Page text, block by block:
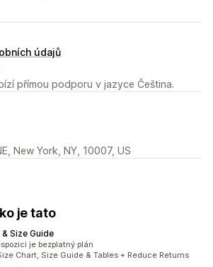
údajů
přímou podporu v jazyce Čeština.
New York, NY, 10007, US
je tato
Size Guide
127
je bezplatný plán
Chart, Size Guide & Tables + Reduce Returns